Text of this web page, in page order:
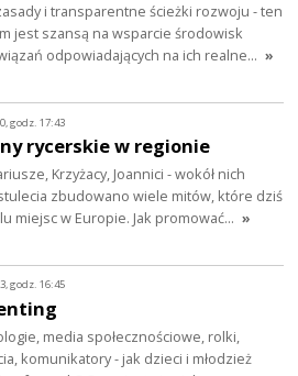
i transparentne ścieżki rozwoju - ten
jest szansą na wsparcie środowisk
odpowiadających na ich realne… »
godz. 17:43
rycerskie w regionie
Krzyżacy, Joannici - wokół nich
zbudowano wiele mitów, które dziś
miejsc w Europie. Jak promować… »
godz. 16:45
media społecznościowe, rolki,
komunikatory - jak dzieci i młodzież